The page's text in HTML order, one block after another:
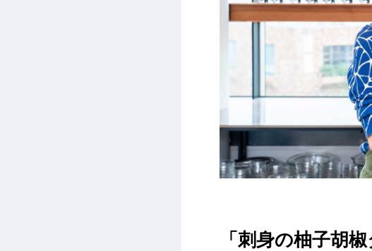
「刺身の柚子胡